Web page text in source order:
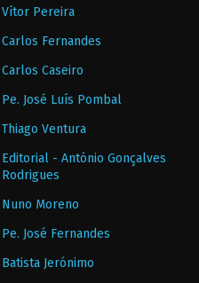
Vítor Pereira
Carlos Fernandes
Carlos Caseiro
Pe. José Luís Pombal
Thiago Ventura
Editorial - António Gonçalves
Rodrigues
Nuno Moreno
Pe. José Fernandes
Batista Jerónimo